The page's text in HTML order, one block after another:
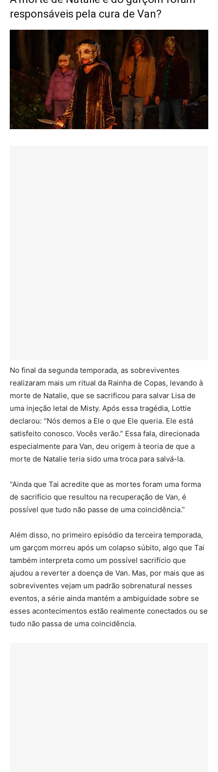
responsáveis pela cura de Van?
No final da segunda temporada, as sobreviventes
realizaram mais um ritual da Rainha de Copas, levando à
morte de Natalie, que se sacrificou para salvar Lisa de
uma injeção letal de Misty. Após essa tragédia, Lottie
declarou: “Nós demos a Ele o que Ele queria. Ele está
satisfeito conosco. Vocês verão.” Essa fala, direcionada
especialmente para Van, deu origem à teoria de que a
morte de Natalie teria sido uma troca para salvá-la.
“Ainda que Tai acredite que as mortes foram uma forma
de sacrifício que resultou na recuperação de Van, é
possível que tudo não passe de uma coincidência.”
Além disso, no primeiro episódio da terceira temporada,
um garçom morreu após um colapso súbito, algo que Tai
também interpreta como um possível sacrifício que
ajudou a reverter a doença de Van. Mas, por mais que as
sobreviventes vejam um padrão sobrenatural nesses
eventos, a série ainda mantém a ambiguidade sobre se
esses acontecimentos estão realmente conectados ou se
tudo não passa de uma coincidência.